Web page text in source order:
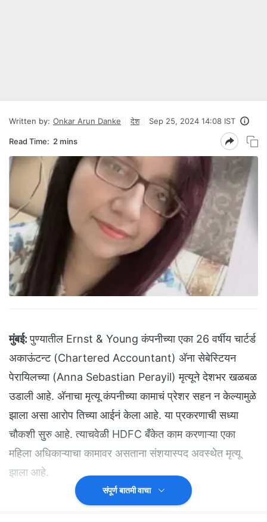
Written by: Onkar Arun Danke देश Sep 25, 2024 14:08 IST
Read Time: 2 mins
मुंबई: पुण्यातील Ernst & Young कंपनीच्या एका 26 वर्षीय चार्टर्ड
अकाऊंटन्ट (Chartered Accountant) अ‍ॅना सेबेस्टियन
पेरायिलच्या (Anna Sebastian Perayil) मृत्यूने देशभर खळबळ
उडाली आहे. अ‍ॅनाचा मृत्यू कंपनीच्या कामाचं प्रेशर सहन न केल्यामुळे
झाला असा आरोप तिच्या आईनं केला आहे. या प्रकरणाची सध्या
चौकशी सुुरु आहे. त्याचवेळी HDFC बँकेत काम करणाऱ्या एका
महिला अधिकाऱ्याचा कामावर असताना संशयास्पद अवस्थेत मृत्यू
झाला आहे.
'NDTV मराठी' चं अधिकृत व्हॉट्सअ‍ॅप चॅनल जॉईन करा
संपूर्ण बातमी वाचा